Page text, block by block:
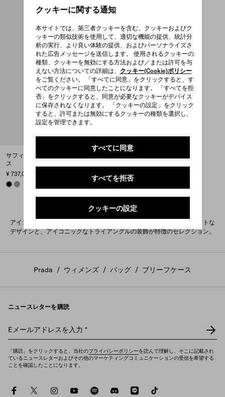
クッキーに関する通知
本サイトでは、第三者クッキーを含む、クッキーおよびク
ッキーの類似技術を使用して、適切な機能の提供、統計分
析の実行、より良い体験の提供、およびパーソナライズさ
れた広告メッセージを送信します。 使用されるクッキーの
種類、クッキーを無効にする方法および／または許可を与
えない方法についての詳細は、 クッキー(Cookie)ポリシー
をご覧ください。 「すべてに同意」をクリックすると、す
べてのクッキーに同意したことになります。 「すべてを拒
否」をクリックすると、同意が必要なクッキーがデバイス
に保存されなくなります。 「クッキーの設定」をクリック
すると、許可または無効にするクッキーの種類を選択し、
設定を管理できます。
すべてに同意
すべてを拒否
クッキーの設定
サフィアーノレザー ブリーフケー
ス
¥ 737,000
BLACKBAMBOO/CORK BEIGE
アイコニックな素材から作られた、プラダのブリーフケース。コンパクトな
デザインと、アイコニックなトライアングルの装飾が特徴のセレクション。
Prada / ウィメンズ / バッグ / ブリーフケース
ニュースレターを購読
Eメールアドレスを入力 *
「購読」をクリックすると、当社のプライバシーポリシーを読んで理解し、そこに記載され
ているニュースレターおよびその他のマーケティングコミュニケーションの受信を希望する
ことを確認したことになります。
facebooktwitterinstagramyoutubespotifydiscord
line